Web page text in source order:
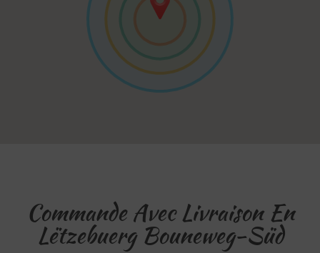
Commande Avec Livraison En
Lëtzebuerg Bouneweg-Süd